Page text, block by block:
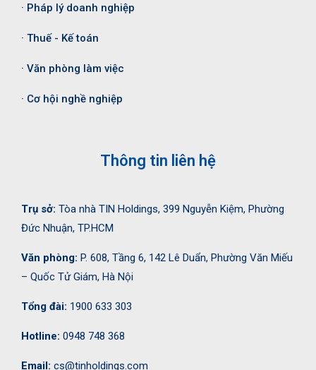
· Pháp lý doanh nghiệp
· Thuế - Kế toán
· Văn phòng làm việc
· Cơ hội nghề nghiệp
Thông tin liên hệ
Trụ sở: Tòa nhà TIN Holdings, 399 Nguyễn Kiệm, Phường
Đức Nhuận, TP.HCM
Văn phòng: P. 608, Tầng 6, 142 Lê Duẩn, Phường Văn Miếu
– Quốc Tử Giám, Hà Nội
Tổng đài: 1900 633 303
Hotline: 0948 748 368
Email: cs@tinholdings.com